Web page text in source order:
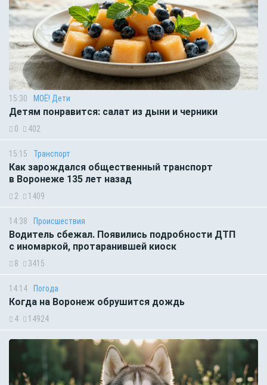
15:30 МОЁ! Дети
Детям понравится: салат из дыни и черники
0 402
15:15 Транспорт
Как зарождался общественный транспорт
в Воронеже 135 лет назад
2 1409
14:38 Происшествия
Водитель сбежал. Появились подробности ДТП
с иномаркой, протаранившей киоск
8 3415
14:14 Погода
Когда на Воронеж обрушится дождь
4 14924